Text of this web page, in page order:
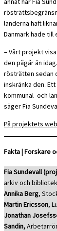
länderna haft
Danmark hade
– Vårt projekt
den pågår än
rösträtten sedan
inskränka den.
kommunal- och
säger Fia
På projektets
Fakta | Forskare
Fia Sundevall
arkiv och
Annika Berg,
Martin Ericsson,
Jonathan
Sandin,